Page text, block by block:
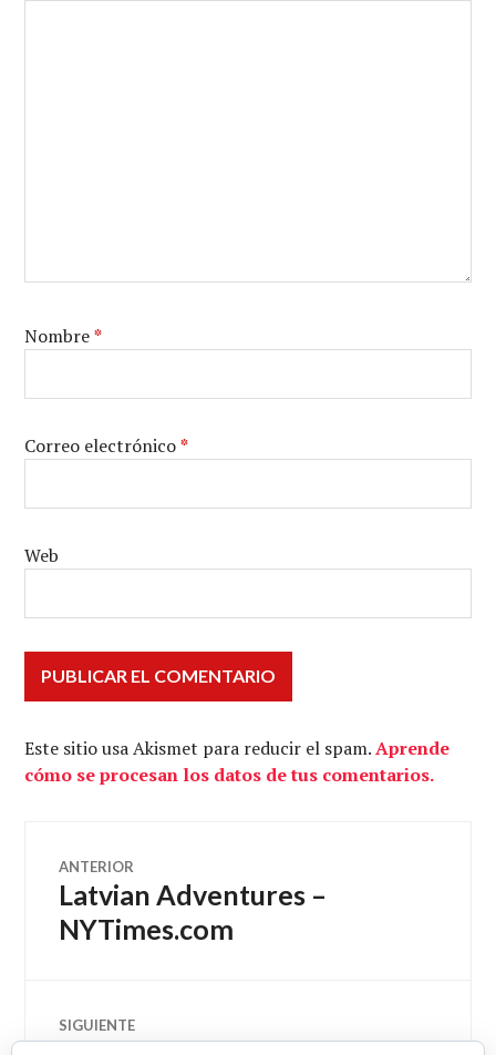
Nombre*
Correo electrónico*
Web
Este sitio usa Akismet para reducir el spam.Aprende
cómo se procesan los datos de tus comentarios.
Navegación
de
ANTERIOR
Entrada
anterior:
Latvian Adventures –
NYTimes.com
SIGUIENTE
Entrada